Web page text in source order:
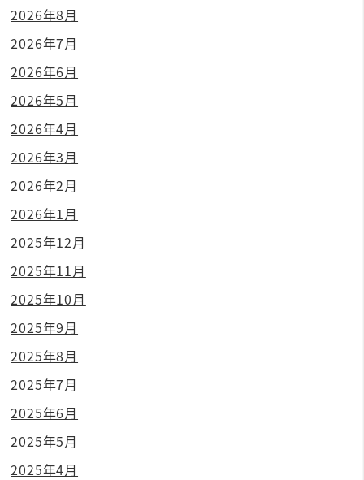
2026年8月
2026年7月
2026年6月
2026年5月
2026年4月
2026年3月
2026年2月
2026年1月
2025年12月
2025年11月
2025年10月
2025年9月
2025年8月
2025年7月
2025年6月
2025年5月
2025年4月